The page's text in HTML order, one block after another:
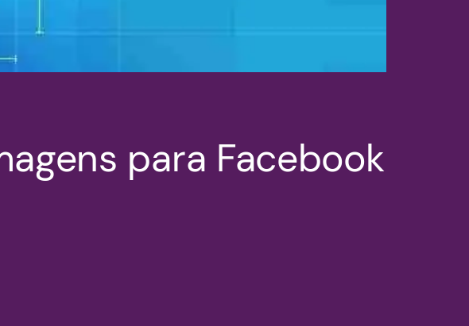
para Facebook